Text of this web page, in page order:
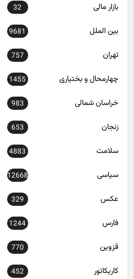
بازار مالی 32
بین الملل 9681
تهران 757
چهارمحال و بختیاری 1455
خراسان شمالی 983
زنجان 653
سلامت 4883
سیاسی 12668
عکس 329
فارس 1244
قزوین 770